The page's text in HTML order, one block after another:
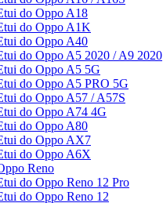
do Oppo A18
do Oppo A1K
do Oppo A40
do Oppo A5 2020 / A9 2020
do Oppo A5 5G
do Oppo A5 PRO 5G
do Oppo A57 / A57S
do Oppo A74 4G
do Oppo A80
do Oppo AX7
do Oppo A6X
Reno
do Oppo Reno 12 Pro
do Oppo Reno 12